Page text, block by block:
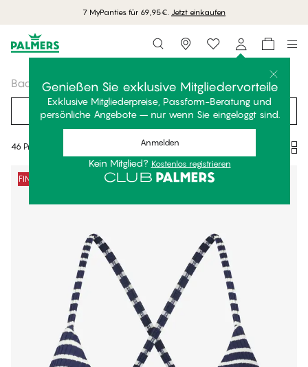
Kostenlose Lieferung ab 70 EUR einkaufen
Storefinder
Genießen Sie exklusive Mitgliedervorteile
Exklusive Mitgliederpreise, Passform-Beratung und
persönliche Angebote – nur wenn Sie eingeloggt sind.
Anmelden
Kein Mitglied? Kostenlos registrieren
Bademode Bikini Oberteile
Filter Empfohlen
46 Produkte
Produkte
FINAL SALE -50%